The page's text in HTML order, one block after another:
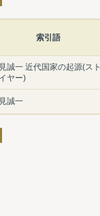
索引語
誠一 近代国家の起源(スト
ヤー)
誠一